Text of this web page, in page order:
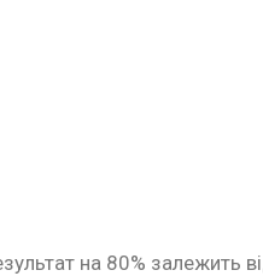
на 80% залежить